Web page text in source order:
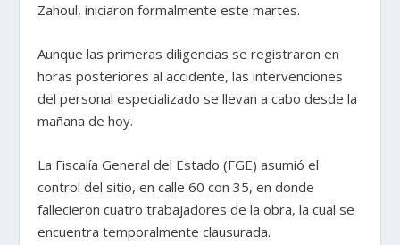
Zahoul, iniciaron formalmente este martes.
Aunque las primeras diligencias se registraron en
horas posteriores al accidente, las intervenciones
del personal especializado se llevan a cabo desde la
mañana de hoy.
La Fiscalía General del Estado (FGE) asumió el
control del sitio, en calle 60 con 35, en donde
fallecieron cuatro trabajadores de la obra, la cual se
encuentra temporalmente clausurada.